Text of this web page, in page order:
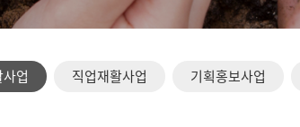
업 직업재활사업 기획홍보사업